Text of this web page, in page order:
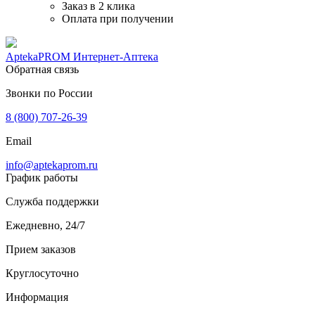
Заказ в 2 клика
Оплата при получении
AptekaPROM Интернет-Аптека
Обратная связь
Звонки по России
8 (800) 707-26-39
Email
info@aptekaprom.ru
График работы
Служба поддержки
Ежедневно, 24/7
Прием заказов
Круглосуточно
Информация